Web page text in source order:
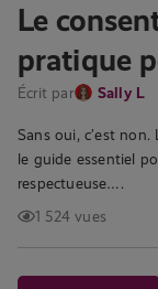
Le
pratique
Écrit par Sally L
Sans oui, c’est
le guide essentiel
respectueuse….
1 524 vues